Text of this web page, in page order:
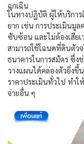
ฉุกเฉิน
ในทางปฏิบัติ ผู้ให้บริกา
ยาก เช่น การประเมินมูล
ซับซ้อน และไม่ต้องเสีย
สามารถใช้โฉนดที่ดินตั
ธนาคารในการสมัคร ซึ่ง
วางแผนได้คล่องตัวยิ่งขึ้
ราคาประเมินทั่วไป ทำใ
จ่ายอื่น ๆ